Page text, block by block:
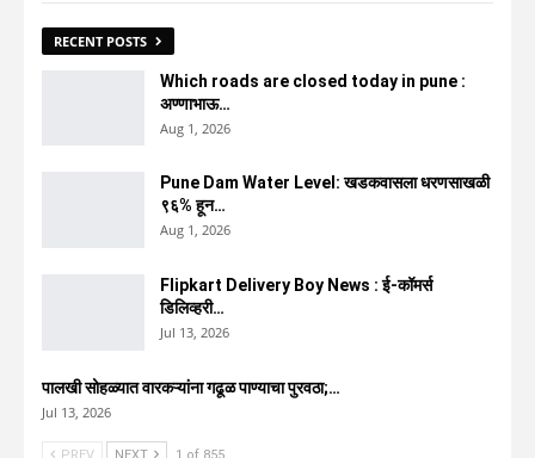
RECENT POSTS
Which roads are closed today in pune :
अण्णाभाऊ…
Aug 1, 2026
Pune Dam Water Level: खडकवासला धरणसाखळी
९६% हून…
Aug 1, 2026
Flipkart Delivery Boy News : ई-कॉमर्स
डिलिव्हरी…
Jul 13, 2026
पालखी सोहळ्यात वारकऱ्यांना गढूळ पाण्याचा पुरवठा;…
Jul 13, 2026
PREV NEXT 1 of 855